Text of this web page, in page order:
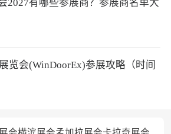
2027有哪些参展商？参展商名单大
览会(WinDoorEx)参展攻略（时间